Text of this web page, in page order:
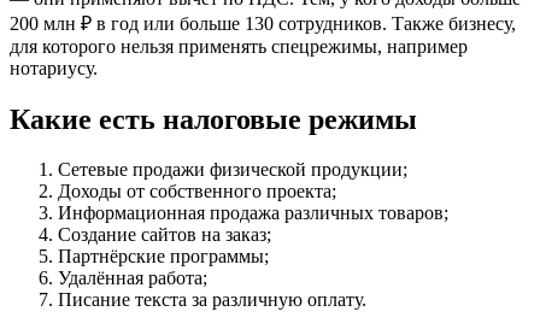
200 млн ₽ в год или больше 130 сотрудников. Также бизнесу,
для которого нельзя применять спецрежимы, например
нотариусу.
Какие есть налоговые режимы
Сетевые продажи физической продукции;
Доходы от собственного проекта;
Информационная продажа различных товаров;
Создание сайтов на заказ;
Партнёрские программы;
Удалённая работа;
Писание текста за различную оплату.